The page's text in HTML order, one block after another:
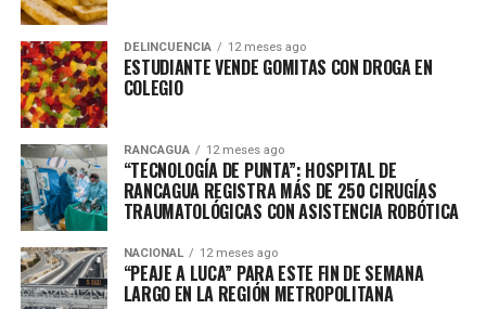
DELINCUENCIA 12 meses ago
ESTUDIANTE VENDE GOMITAS CON DROGA EN
COLEGIO
RANCAGUA 12 meses ago
“TECNOLOGÍA DE PUNTA”: HOSPITAL DE
RANCAGUA REGISTRA MÁS DE 250 CIRUGÍAS
TRAUMATOLÓGICAS CON ASISTENCIA ROBÓTICA
NACIONAL 12 meses ago
“PEAJE A LUCA” PARA ESTE FIN DE SEMANA
LARGO EN LA REGIÓN METROPOLITANA